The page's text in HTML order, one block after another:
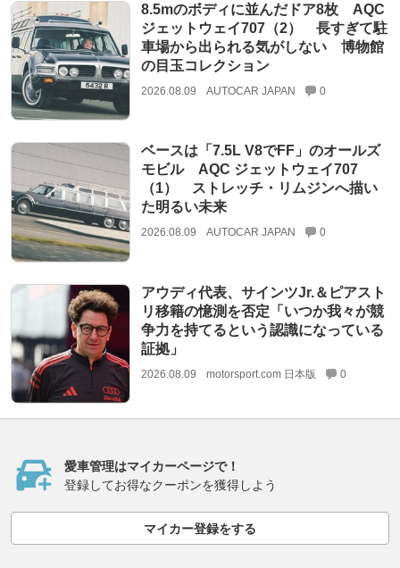
8.5mのボディに並んだドア8枚 AQC
ジェットウェイ707（2） 長すぎて駐
車場から出られる気がしない 博物館
の目玉コレクション
2026.08.09 AUTOCAR JAPAN 0
ベースは「7.5L V8でFF」のオールズ
モビル AQC ジェットウェイ707
（1） ストレッチ・リムジンへ描い
た明るい未来
2026.08.09 AUTOCAR JAPAN 0
アウディ代表、サインツJr.＆ピアスト
リ移籍の憶測を否定「いつか我々が競
争力を持てるという認識になっている
証拠」
2026.08.09 motorsport.com 日本版 0
愛車管理はマイカーページで！
登録してお得なクーポンを獲得しよう
マイカー登録をする